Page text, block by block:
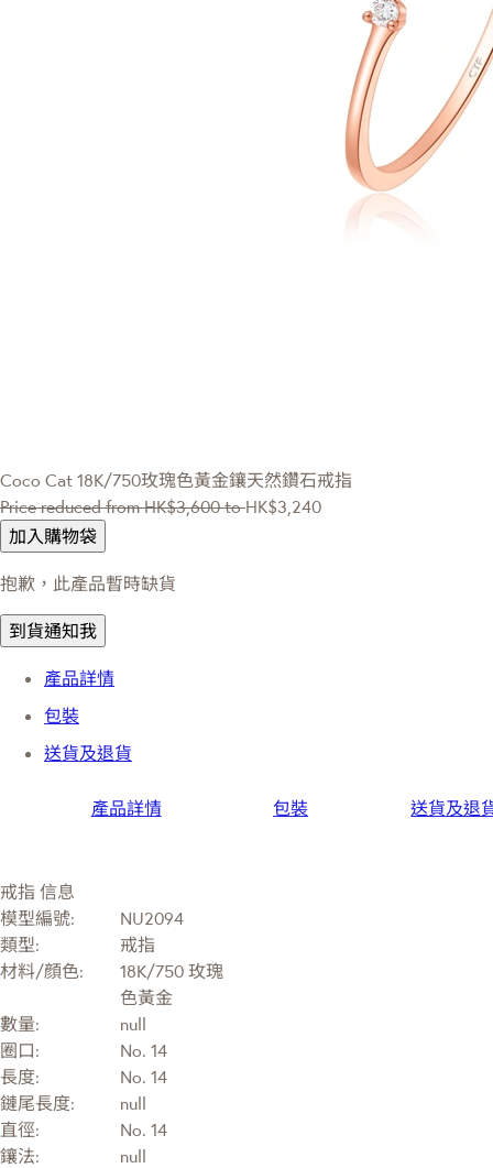
Coco Cat 18K/750玫瑰色黃金鑲天然鑽石戒指
Price reduced fromHK$3,600 toHK$3,240
加入購物袋
抱歉，此產品暫時缺貨
到貨通知我
產品詳情
包裝
送貨及退貨
產品詳情 包裝 送貨及退
戒指 信息
模型編號:
NU2094
類型:
戒指
材料/顔色:
18K/750 玫瑰
色黃金
數量:
null
圈口:
No. 14
長度:
No. 14
鏈尾長度:
null
直徑:
No. 14
鑲法:
null